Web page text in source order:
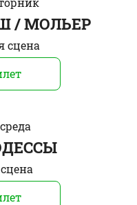
/ МОЛЬЕР
сцена